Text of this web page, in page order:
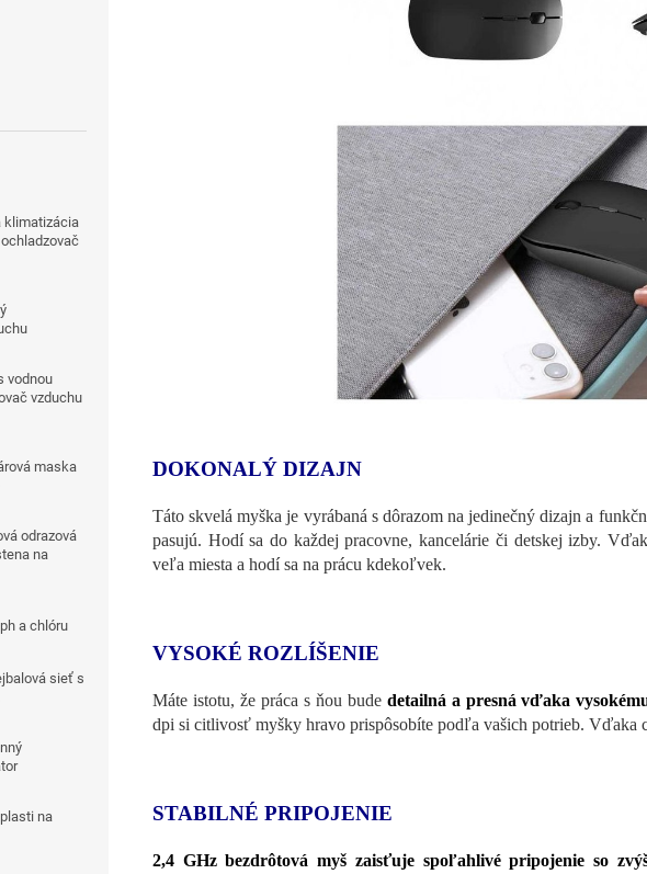
klimatizácia
vodnou
vzduchu
maska
odrazová
na
a chlóru
sieť s
na
DOKONALÝ DIZAJN
Táto skvelá myška je vyrábaná s dôrazom na jedinečný dizajn a
pasujú. Hodí sa do každej pracovne, kancelárie či detskej izby.
veľa miesta a hodí sa na prácu kdekoľvek.
VYSOKÉ ROZLÍŠENIE
Máte istotu, že práca s ňou bude detailná a presná vďaka
dpi si citlivosť myšky hravo prispôsobíte podľa vašich potrieb. Vďaka
STABILNÉ PRIPOJENIE
2,4 GHz bezdrôtová myš zaisťuje spoľahlivé pripojenie so